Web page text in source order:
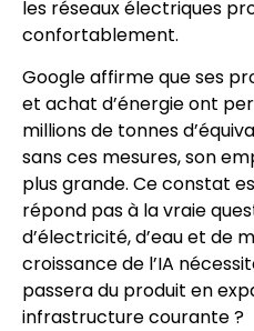
les réseaux électriques
confortablement.
Google affirme que ses
et achat d’énergie ont
millions de tonnes
sans ces mesures, son
plus grande. Ce constat
répond pas à la vraie
d’électricité, d’eau et de
croissance de l’IA
passera du produit en
infrastructure courante ?